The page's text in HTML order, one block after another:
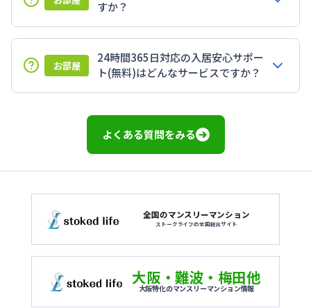
すか？
お部屋
24時間365日対応の入居安心サポー
ト(無料)はどんなサービスですか？
よくある質問をみる
全国のマンスリーマンション
ストークライフの全国総合サイト
大阪・難波・梅田他
大阪特化のマンスリーマンション情報